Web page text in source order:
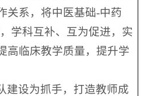
关系，将中医基础-中药
学科互补、互为促进，实
高临床教学质量，提升学
建设为抓手，打造教师成